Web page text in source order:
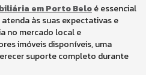
em Porto Beloé essencial
às suas expectativas e
no mercado local e
imóveis disponíveis, uma
suporte completo durante